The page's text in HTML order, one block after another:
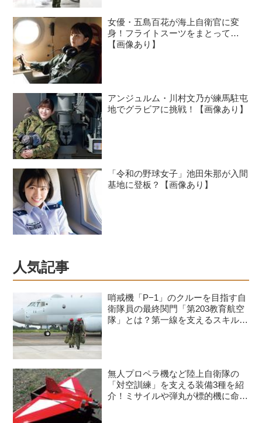
女優・五島百花が海上自衛官に変
身！フライトスーツをまとって…
【画像あり】
アンジュルム・川村文乃が練馬駐屯
地でグラビアに挑戦！【画像あり】
「令和の野球女子」池田朱那が入間
基地に登板？【画像あり】
人気記事
哨戒機「P−1」のクルーを目指す自
衛隊員の最終関門「第203教育航空
隊」とは？第一線を支えるスキルを
無人プロペラ機など陸上自衛隊の
「対空訓練」を支える装備3種を紹
介！ミサイルや弾丸が標的機に命中